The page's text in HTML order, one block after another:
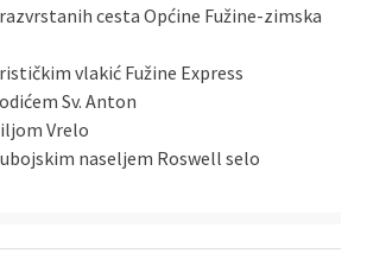
cesta Općine Fužine-zimska
vlakić Fužine Express
Sv. Anton
Vrelo
naseljem Roswell selo